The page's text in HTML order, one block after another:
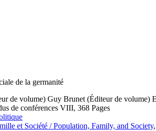
de la germanité
de volume) Guy Brunet (Éditeur de volume)
de conférences VIII, 368 Pages
et Société / Population, Family, and Society